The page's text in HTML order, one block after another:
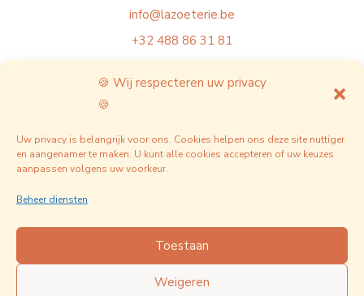
🍪 Wij respecteren uw privacy
🍪
Uw privacy is belangrijk voor ons. Cookies helpen ons deze site nuttiger
en aangenamer te maken. U kunt alle cookies accepteren of uw keuzes
aanpassen volgens uw voorkeur.
Beheer diensten
Toestaan
Weigeren
info@lazoeterie.be
+32 488 86 31 81
Veelgestelde vragen
Nieuws & projecten